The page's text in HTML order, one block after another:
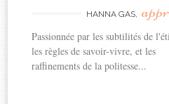
HANNA GAS,
Passionnée par les subtilités de
les règles de savoir-vivre, et les
raffinements de la politesse...